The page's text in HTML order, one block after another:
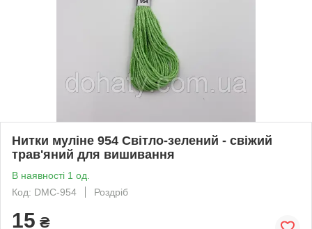
Нитки муліне 954 Світло-зелений - свіжий
трав'яний для вишивання
В наявності 1 од.
Код: DMC-954
Роздріб
15 ₴